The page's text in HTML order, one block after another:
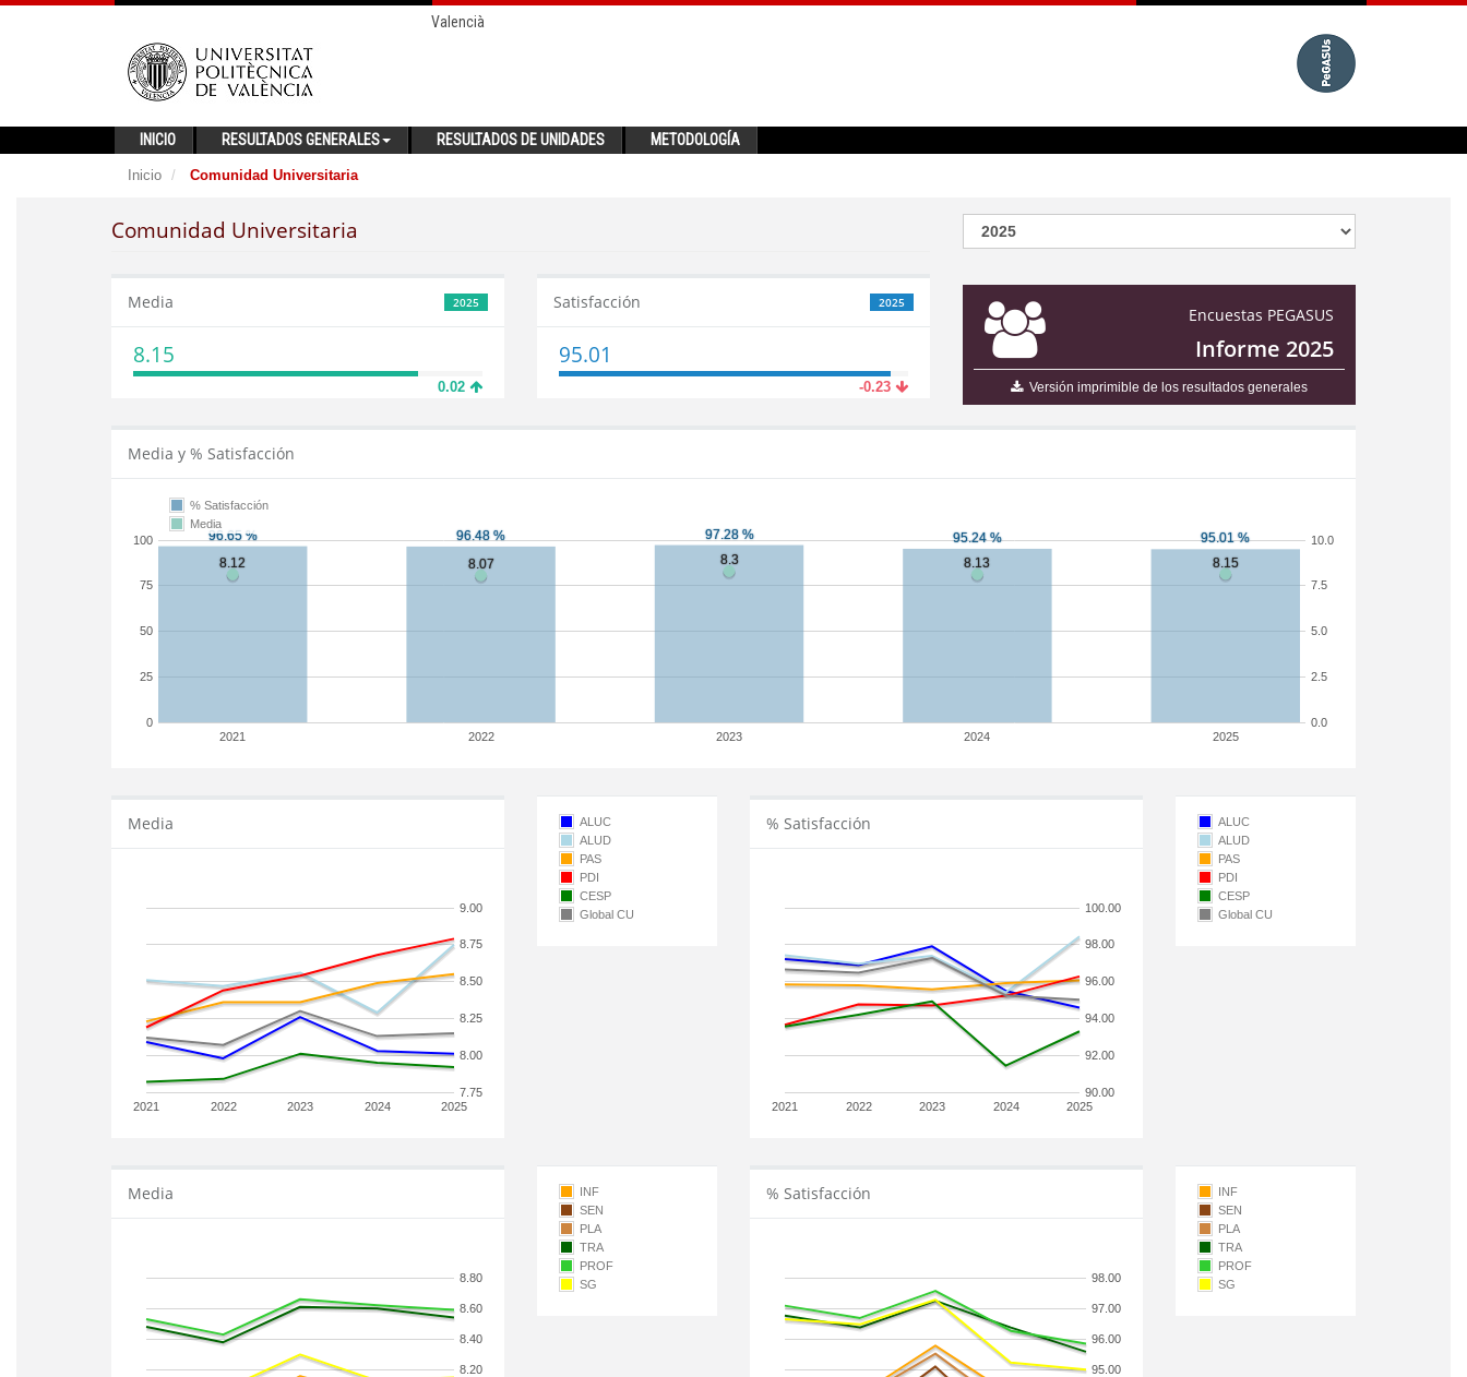
Valencià
INICIO RESULTADOS GENERALES RESULTADOS DE UNIDADES METODOLOGÍA
Inicio Comunidad Universitaria
Comunidad Universitaria
Encuestas PEGASUS
Informe 2025
Versión imprimible de los resultados generales
2025
Media
8.15
0.02
2025
Satisfacción
95.01
-0.23
Media y % Satisfacción
2021 2022 2023 2024 2025
0
25
50
75
100
0.0
2.5
5.0
7.5
10.0
% Satisfacción
Media
Media
2021 2022 2023 2024 2025
7.75
8.00
8.25
8.50
8.75
9.00
ALUC
ALUD
PAS
PDI
CESP
Global CU
% Satisfacción
2021 2022 2023 2024 2025
90.00
92.00
94.00
96.00
98.00
100.00
ALUC
ALUD
PAS
PDI
CESP
Global CU
Media
8.20
8.40
8.60
8.80
INF
SEN
PLA
TRA
PROF
SG
% Satisfacción
95.00
96.00
97.00
98.00
INF
SEN
PLA
TRA
PROF
SG